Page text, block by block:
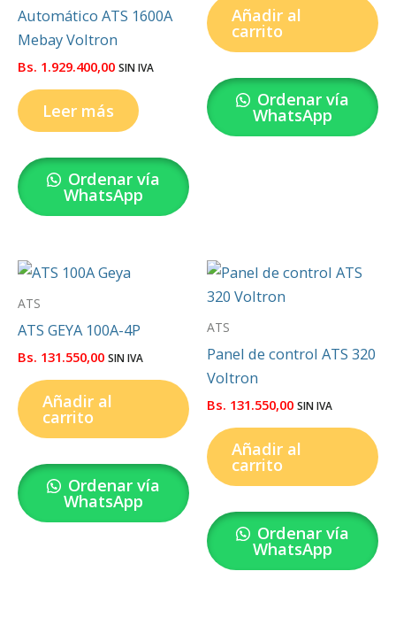
Automático ATS 1600A
Mebay Voltron
Bs. 1.929.400,00 SIN IVA
Leer más
Ordenar vía
WhatsApp
Añadir al
carrito
Ordenar vía
WhatsApp
ATS
ATS GEYA 100A-4P
Bs. 131.550,00 SIN IVA
Añadir al
carrito
Ordenar vía
WhatsApp
ATS
Panel de control ATS 320
Voltron
Bs. 131.550,00 SIN IVA
Añadir al
carrito
Ordenar vía
WhatsApp